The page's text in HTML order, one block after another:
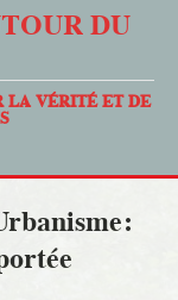
DU
LA VÉRITÉ ET DE